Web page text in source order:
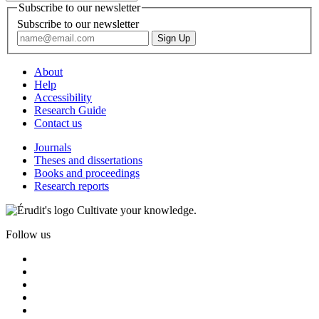
Subscribe to our newsletter
Subscribe to our newsletter
About
Help
Accessibility
Research Guide
Contact us
Journals
Theses and dissertations
Books and proceedings
Research reports
Cultivate your knowledge.
Follow us